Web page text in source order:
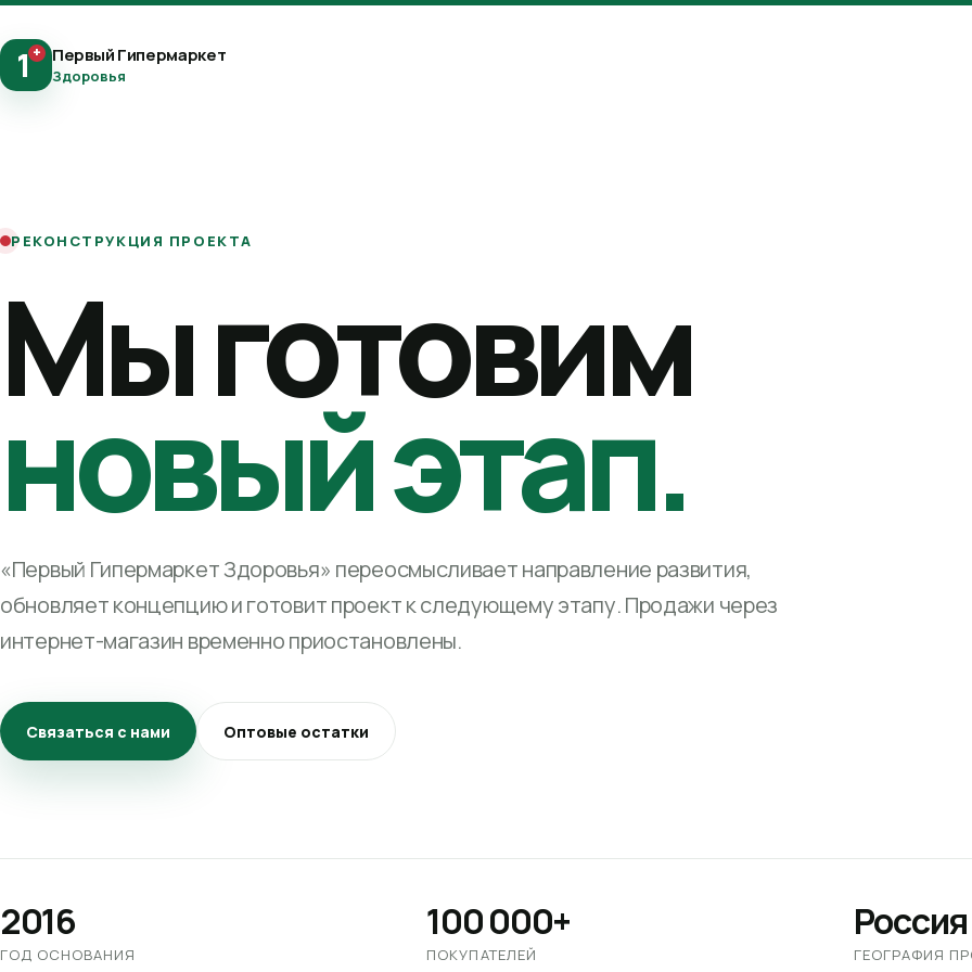
1+ Первый Гипермаркет
Здоровья
РЕКОНСТРУКЦИЯ ПРОЕКТА
Мы готовим
новый этап.
«Первый Гипермаркет Здоровья» переосмысливает направление развития,
обновляет концепцию и готовит проект к следующему этапу. Продажи через
интернет-магазин временно приостановлены.
Связаться с нами Оптовые остатки
2016
ГОД ОСНОВАНИЯ
100 000+
ПОКУПАТЕЛЕЙ
Россия
ГЕОГРАФИЯ